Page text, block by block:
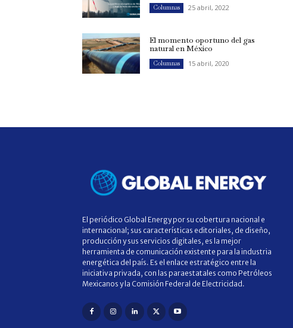
Columnas 25 abril, 2022
El momento oportuno del gas
natural en México
Columnas 15 abril, 2020
El periódico Global Energy por su cobertura nacional e
internacional; sus características editoriales, de diseño,
producción y sus servicios digitales, es la mejor
herramienta de comunicación existente para la industria
energética del país. Es el enlace estratégico entre la
iniciativa privada, con las paraestatales como Petróleos
Mexicanos y la Comisión Federal de Electricidad.